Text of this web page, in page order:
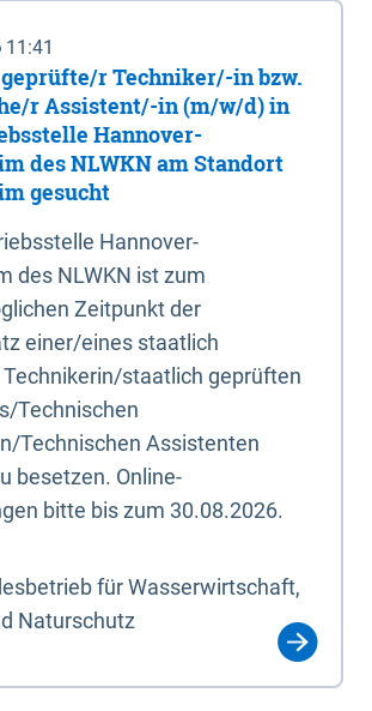
11:41
r Techniker/-in bzw.
r Assistent/-in (m/w/d) in
Hannover-
des NLWKN am Standort
gesucht
Hannover-
des NLWKN ist zum
Zeitpunkt der
einer/eines staatlich
staatlich geprüften
Technischen
Technischen Assistenten
besetzen. Online-
bitte bis zum 30.08.2026.
für Wasserwirtschaft,
Naturschutz